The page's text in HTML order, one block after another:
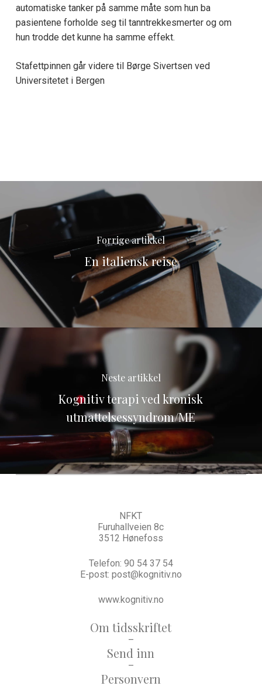
automatiske tanker på samme måte som hun ba
pasientene forholde seg til tanntrekkesmerter og om
hun trodde det kunne ha samme effekt.
Stafettpinnen går videre til Børge Sivertsen ved
Universitetet i Bergen
Forrige artikkel
En italiensk reise
Neste artikkel
Kognitiv terapi ved kronisk
utmattelsessyndrom/ME
Om tidsskriftet
–
Send inn
–
Personvern
NFKT
Furuhallveien 8c
3512 Hønefoss
Telefon: 90 54 37 54
E-post: post@kognitiv.no
www.kognitiv.no